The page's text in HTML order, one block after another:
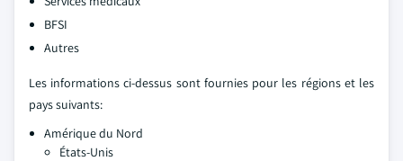
BFSI
Autres
Les informations ci-dessus sont fournies pour les régions et les
pays suivants:
Amérique du Nord
États-Unis